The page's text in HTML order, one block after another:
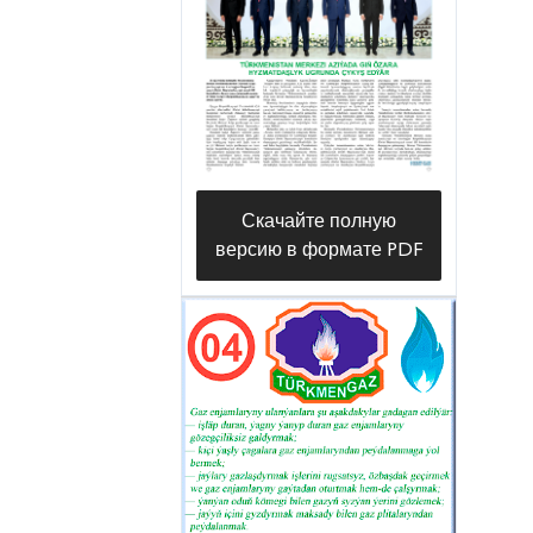
maglumatlary awtomatlaşdyryş
usullarda interpretirlemek
barlaghanasynyň müdiri Hatyja
Çopanowa, gazy çuňňur gaýtadan
işlemek sektorynyň inženeri Aýjemal
Mämmedowa, Himiýa institutynyň
senagat himiýasy barlaghanasynyň
müdiri Rejepnur Nurberdiýew, fiziki-
himiki seljerme we güwänama
bölüminiň ylmy işgäri Ogulnur
Jumaýewa, Ýagşygeldi Kakaýew
adyndaky Halkara nebit we gaz
uniwersitetiniň öwreniji mugallymy
Mähriban Keroglyýewa, Türkmen
döwlet binagärlik-gurluşyk institutynyň
Скачайте полную
версию в формате PDF